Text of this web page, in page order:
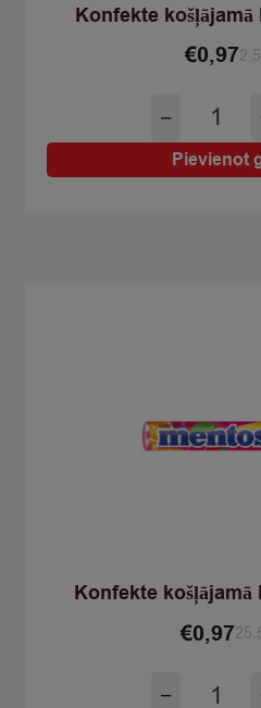
Konfekte
€0,97
−
mint
Pievienot
Konfekte
€0,97
−